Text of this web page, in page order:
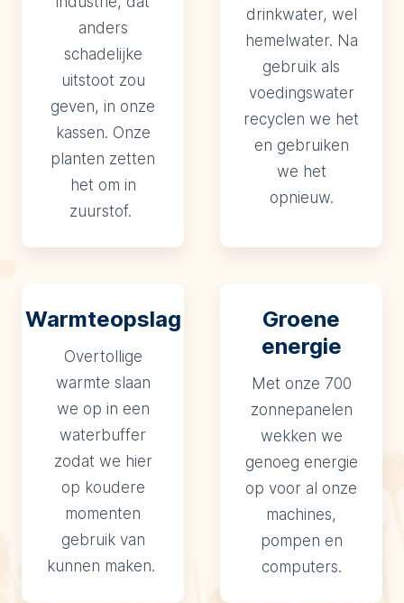
anders
schadelijke
uitstoot zou
geven, in onze
kassen. Onze
planten zetten
het om in
zuurstof.
drinkwater, wel
hemelwater. Na
gebruik als
voedingswater
recyclen we het
en gebruiken
we het
opnieuw.
Warmteopslag
Overtollige
warmte slaan
we op in een
waterbuffer
zodat we hier
op koudere
momenten
gebruik van
kunnen maken.
Groene
energie
Met onze 700
zonnepanelen
wekken we
genoeg energie
op voor al onze
machines,
pompen en
computers.